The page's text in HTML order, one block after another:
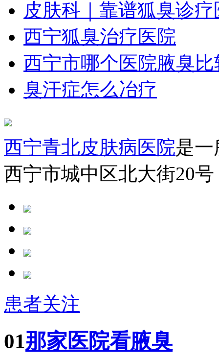
皮肤科｜靠谱狐臭诊
西宁狐臭治疗医院
西宁市哪个医院腋臭比
臭汗症怎么冶疗
西宁青北皮肤病医院是
西宁市城中区北大街20
患者关注
01那家医院看腋臭